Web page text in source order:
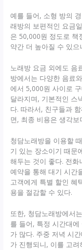
예를 들어, 소형 방의
래방의 보편적인 요금
은 50,000원 정도로 책
약간 더 높아질 수 있
노래방 요금 외에도 음
방에서는 다양한 음료
에서 5,000원 사이로
달라지며, 기본적인 스
다. 따라서, 친구들과
면, 최종 비용은 생각
청담노래방을 이용할
기 있는 장소이기 때문
해두는 것이 좋다. 전
예약을 통해 대기 시간
고객에게 특별 할인 혜
용을 절감할 수 있다.
또한, 청담노래방에서
를 들어, 특정 시간대
가 많다. 주중 저녁 시
가 진행되니, 이를 고